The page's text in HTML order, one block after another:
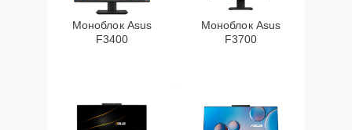
Моноблок Asus
F3400
Моноблок Asus
F3700